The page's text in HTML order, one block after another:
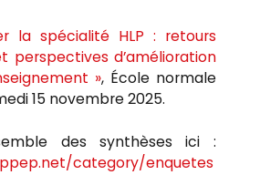
la spécialité HLP : retours
perspectives d’amélioration
», École normale
15 novembre 2025.
des synthèses ici :
category/enquetes